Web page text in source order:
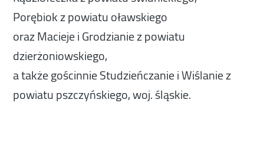
Porębiok z powiatu oławskiego
oraz Macieje i Grodzianie z powiatu
dzierżoniowskiego,
a także gościnnie Studzieńczanie i Wiślanie z
powiatu pszczyńskiego, woj. śląskie.